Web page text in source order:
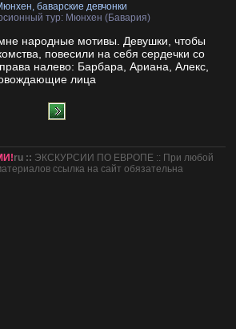
баварские девчонки
тур: Мюнхен (Бавария)
народные мотивы. Девушки, чтобы
повесили на себя сердечки со
налево: Барбара, Ариана, Алекс,
лица
ru :: ЭКСКУРСИИ ПО ЕВРОПЕ :: При любой
ссылка на сайт обязательна